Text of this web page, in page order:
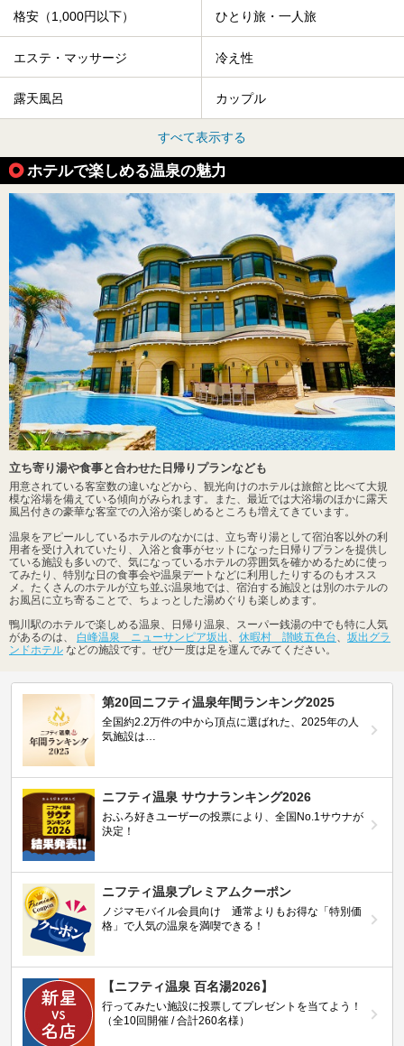
格安（1,000円以下） ひとり旅・一人旅
エステ・マッサージ 冷え性
露天風呂 カップル
すべて表示する
ホテルで楽しめる温泉の魅力
立ち寄り湯や食事と合わせた日帰りプランなども
用意されている客室数の違いなどから、観光向けのホテルは旅館と比べて大規
模な浴場を備えている傾向がみられます。また、最近では大浴場のほかに露天
風呂付きの豪華な客室での入浴が楽しめるところも増えてきています。
温泉をアピールしているホテルのなかには、立ち寄り湯として宿泊客以外の利
用者を受け入れていたり、入浴と食事がセットになった日帰りプランを提供し
ている施設も多いので、気になっているホテルの雰囲気を確かめるために使っ
てみたり、特別な日の食事会や温泉デートなどに利用したりするのもオスス
メ。たくさんのホテルが立ち並ぶ温泉地では、宿泊する施設とは別のホテルの
お風呂に立ち寄ることで、ちょっとした湯めぐりも楽しめます。
鴨川駅のホテルで楽しめる温泉、日帰り温泉、スーパー銭湯の中でも特に人気
があるのは、 白峰温泉 ニューサンピア坂出 休暇村 讃岐五色台
坂出グラ
ンドホテル などの施設です。ぜひ一度は足を運んでみてください。
第20回ニフティ温泉年間ランキング2025
全国約2.2万件の中から頂点に選ばれた、2025年の人
気施設は…
ニフティ温泉 サウナランキング2026
おふろ好きユーザーの投票により、全国No.1サウナが
決定！
ニフティ温泉プレミアムクーポン
ノジマモバイル会員向け 通常よりもお得な「特別価
格」で人気の温泉を満喫できる！
【ニフティ温泉 百名湯2026】
行ってみたい施設に投票してプレゼントを当てよう！
（全10回開催 / 合計260名様）